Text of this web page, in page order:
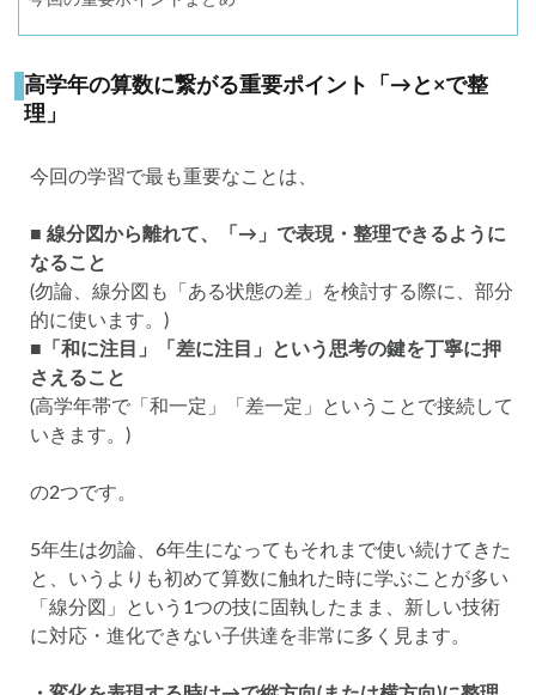
高学年の算数に繋がる重要ポイント「→と×で整
理」
今回の学習で最も重要なことは、
■ 線分図から離れて、「→」で表現・整理できるように
なること
(勿論、線分図も「ある状態の差」を検討する際に、部分
的に使います。)
■「和に注目」「差に注目」という思考の鍵を丁寧に押
さえること
(高学年帯で「和一定」「差一定」ということで接続して
いきます。)
の2つです。
5年生は勿論、6年生になってもそれまで使い続けてきた
と、いうよりも初めて算数に触れた時に学ぶことが多い
「線分図」という1つの技に固執したまま、新しい技術
に対応・進化できない子供達を非常に多く見ます。